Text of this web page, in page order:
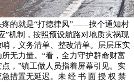
疼的就是“打德律风”——挨个通知村
”机制，按照预设航路对地质灾祸现
，义务清单、整改清单。层层压实
无力量。“看，全力守护群命财富
，”镇工做人员指着屏幕引见。实
措置无延迟。未 经 书 面 授 权 禁